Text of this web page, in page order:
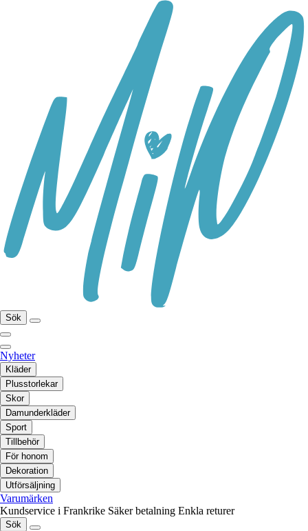
Sök
Nyheter
Kläder
Plusstorlekar
Skor
Damunderkläder
Sport
Tillbehör
För honom
Dekoration
Utförsäljning
Varumärken
Kundservice i Frankrike Säker betalning Enkla returer
Sök